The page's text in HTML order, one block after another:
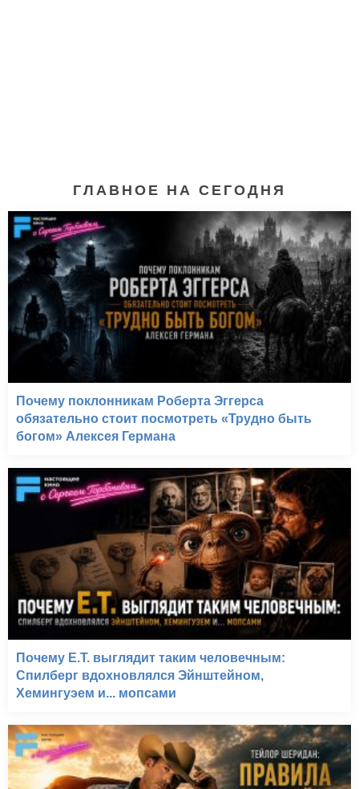
5 сантиметров в
ГЛАВНОЕ НА СЕГОДНЯ
Почему поклонникам Роберта Эггерса
обязательно стоит посмотреть «Трудно быть
богом» Алексея Германа
Почему E.T. выглядит таким человечным:
Спилберг вдохновлялся Эйнштейном,
Хемингуэем и... мопсами